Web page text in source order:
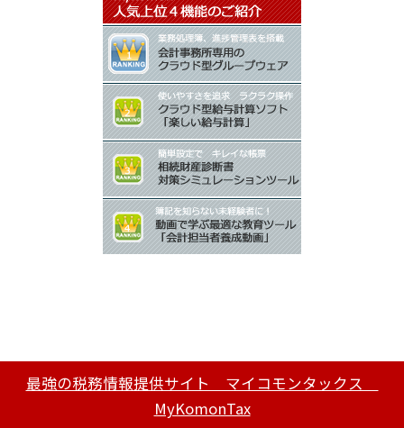
最強の税務情報提供サイト マイコモンタックス
MyKomonTax